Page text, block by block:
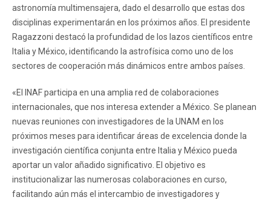
astronomía multimensajera, dado el desarrollo que estas dos
disciplinas experimentarán en los próximos años. El presidente
Ragazzoni destacó la profundidad de los lazos científicos entre
Italia y México, identificando la astrofísica como uno de los
sectores de cooperación más dinámicos entre ambos países.
«El INAF participa en una amplia red de colaboraciones
internacionales, que nos interesa extender a México. Se planean
nuevas reuniones con investigadores de la UNAM en los
próximos meses para identificar áreas de excelencia donde la
investigación científica conjunta entre Italia y México pueda
aportar un valor añadido significativo. El objetivo es
institucionalizar las numerosas colaboraciones en curso,
facilitando aún más el intercambio de investigadores y